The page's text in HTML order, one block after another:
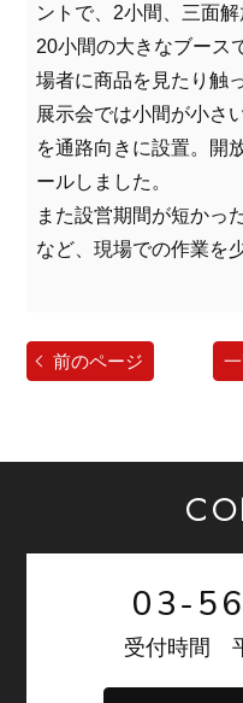
ントで、2小間、三面
20小間の大きなブース
場者に商品を見たり触
展示会では小間が小さ
を通路向きに設置。開
ールしました。
また設営期間が短かっ
など、現場での作業を
前のページ
03-
受付時間